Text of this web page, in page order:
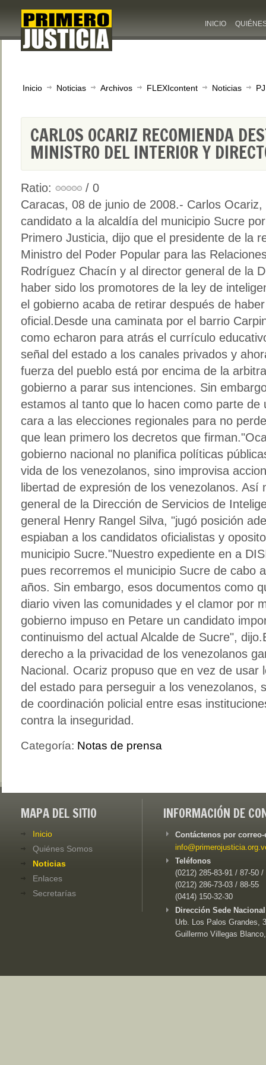
INICIO
Inicio Noticias Archivos FLEXIcontent Noticias
CARLOS OCARIZ RECOMIENDA
MINISTRO DEL INTERIOR Y
Ratio:
/ 0
Caracas, 08 de junio de 2008.- Carlos Ocariz,
candidato a la alcaldía del municipio Sucre por
Primero Justicia, dijo que el presidente de la
Ministro del Poder Popular para las
Rodríguez Chacín y al director general de la
haber sido los promotores de la ley de
el gobierno acaba de retirar después de
oficial.Desde una caminata por el barrio
como echaron para atrás el currículo
señal del estado a los canales privados y
fuerza del pueblo está por encima de la
gobierno a parar sus intenciones. Sin
estamos al tanto que lo hacen como parte de
cara a las elecciones regionales para no
que lean primero los decretos que
gobierno nacional no planifica políticas
vida de los venezolanos, sino improvisa
libertad de expresión de los venezolanos.
general de la Dirección de Servicios de
general Henry Rangel Silva, "jugó posición
espiaban a los candidatos oficialistas y
municipio Sucre."Nuestro expediente en a
pues recorremos el municipio Sucre de cabo
años. Sin embargo, esos documentos como
diario viven las comunidades y el clamor por
gobierno impuso en Petare un candidato
continuismo del actual Alcalde de Sucre",
derecho a la privacidad de los venezolanos
Nacional. Ocariz propuso que en vez de usar
del estado para perseguir a los venezolanos,
de coordinación policial entre esas
contra la inseguridad.
Categoría: Notas de prensa
MAPA DEL SITIO
Inicio
Quiénes Somos
Noticias
Enlaces
Secretarías
INFORMACIÓN DE
Contáctenos por
Teléfonos
(0212) 285-83-91 / 87-50 /
(0212) 286-73-03 / 88-55
(0414) 150-32-30
Dirección Sede
Urb. Los Palos Grandes,
Guillermo Villegas